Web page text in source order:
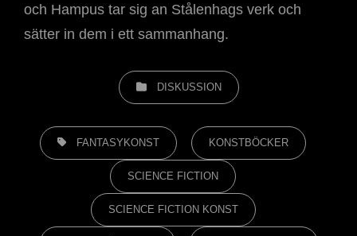
och Hampus tar sig an Stålenhags verk och
sätter in dem i ett sammanhang.
KATEGORIER
DISKUSSION
ETIKETTER,
FANTASYKONST KONSTBÖCKER
SCIENCE FICTION
SCIENCE FICTION KONST